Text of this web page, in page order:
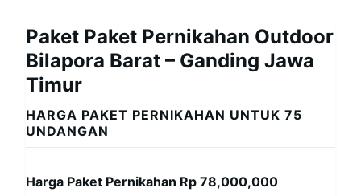
Paket Paket Pernikahan Outdoor
Bilapora Barat – Ganding Jawa
Timur
HARGA PAKET PERNIKAHAN UNTUK 75
UNDANGAN
Harga Paket Pernikahan Rp 78,000,000